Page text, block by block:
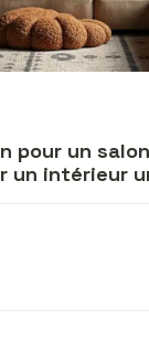
pour un
un intérieur